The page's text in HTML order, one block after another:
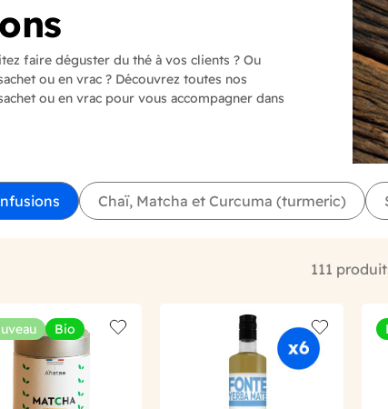
faire déguster du thé à vos clients ? Ou
ou en vrac ? Découvrez toutes nos
ou en vrac pour vous accompagner dans
Chaï, Matcha et Curcuma (turmeric)
111
Bio
Add to